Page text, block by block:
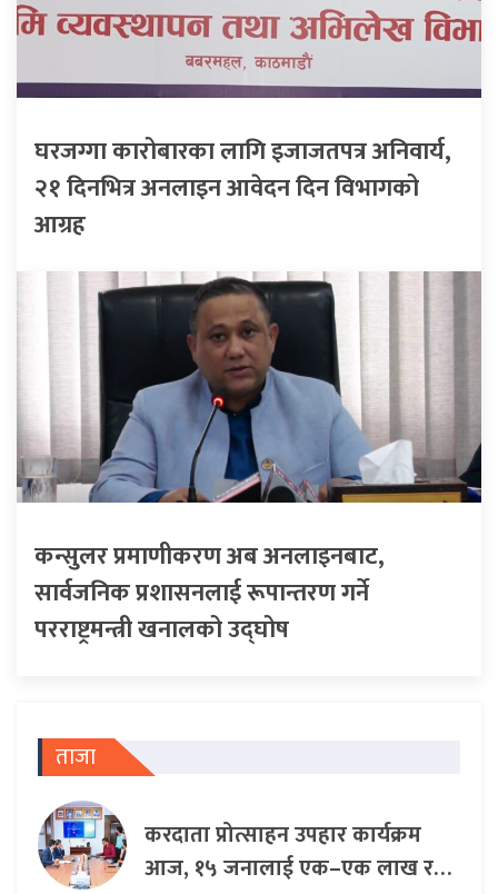
घरजग्गा कारोबारका लागि इजाजतपत्र अनिवार्य,
२१ दिनभित्र अनलाइन आवेदन दिन विभागको
आग्रह
कन्सुलर प्रमाणीकरण अब अनलाइनबाट,
सार्वजनिक प्रशासनलाई रूपान्तरण गर्ने
परराष्ट्रमन्त्री खनालको उद्घोष
ताजा
करदाता प्रोत्साहन उपहार कार्यक्रम
आज, १५ जनालाई एक–एक लाख र…